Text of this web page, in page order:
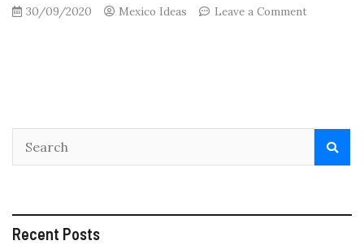
30/09/2020 Mexico Ideas Leave a Commenton
Recent Posts